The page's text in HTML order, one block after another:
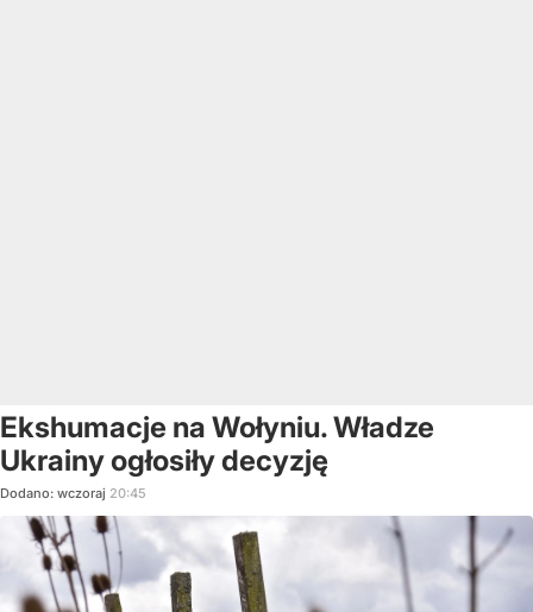
Ekshumacje na Wołyniu. Władze
Ukrainy ogłosiły decyzję
Dodano: wczoraj 20:45